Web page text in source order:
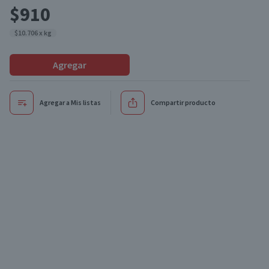
$910
$10.706 x kg
Agregar
Agregar a Mis listas Compartir producto